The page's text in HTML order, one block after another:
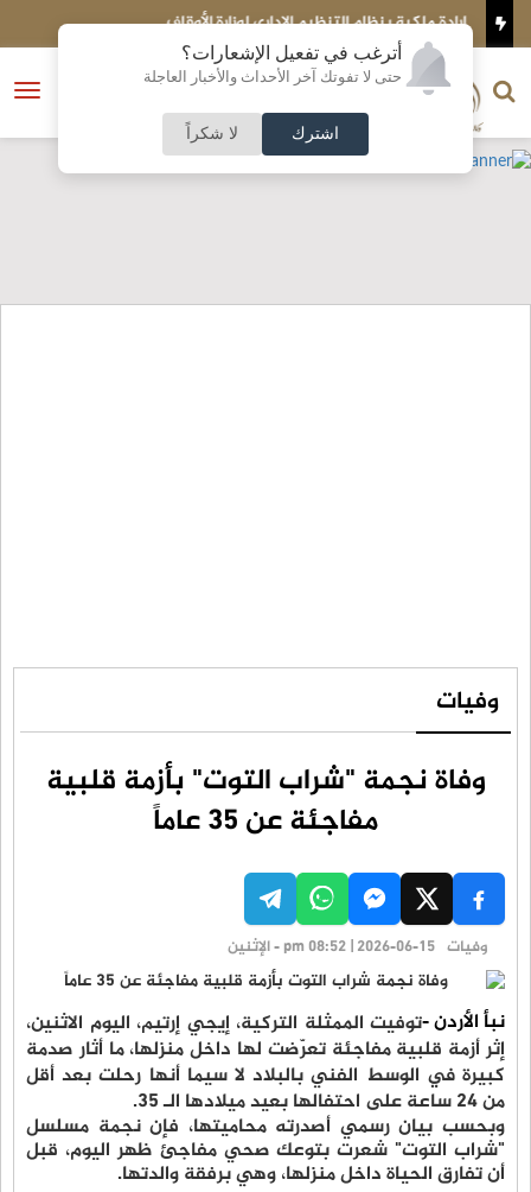
أترغب في تفعيل الإشعارات؟
حتى لا تفوتك آخر الأحداث والأخبار العاجلة
اشترك لا شكراً
إرادة ملكية بنظام التنظيم الإداري لوزارة الأوقاف
فتح
الناشر و رئيس التحرير
النسخة الكاملة
وفيات
وفاة نجمة "شراب التوت" بأزمة قلبية
مفاجئة عن 35 عاماً
وفيات pm 08:52 | 2026-06-15 - الإثنين
نبأ الأردن -توفيت الممثلة التركية، إيجي إرتيم، اليوم الاثنين،
إثر أزمة قلبية مفاجئة تعرّضت لها داخل منزلها، ما أثار صدمة
كبيرة في الوسط الفني بالبلاد لا سيما أنها رحلت بعد أقل
من 24 ساعة على احتفالها بعيد ميلادها الـ 35.
وبحسب بيان رسمي أصدرته محاميتها، فإن نجمة مسلسل
"شراب التوت" شعرت بتوعك صحي مفاجئ ظهر اليوم، قبل
أن تفارق الحياة داخل منزلها، وهي برفقة والدتها.